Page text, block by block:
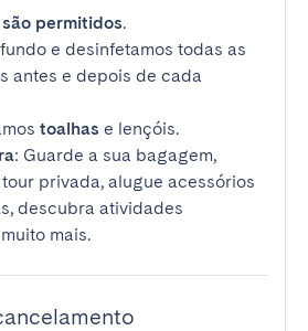
são permitidos.
e desinfetamos todas as
antes e depois de cada
toalhas e lençóis.
: Guarde a sua bagagem,
privada, alugue acessórios
descubra atividades
mais.